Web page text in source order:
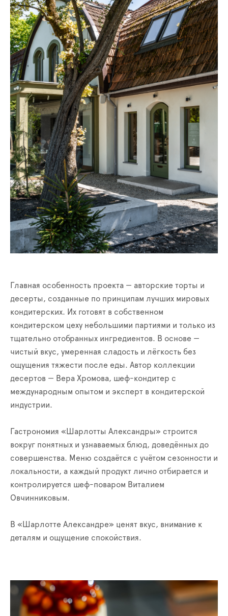
Главная особенность проекта — авторские торты и
десерты, созданные по принципам лучших мировых
кондитерских. Их готовят в собственном
кондитерском цеху небольшими партиями и только из
тщательно отобранных ингредиентов. В основе —
чистый вкус, умеренная сладость и лёгкость без
ощущения тяжести после еды. Автор коллекции
десертов — Вера Хромова, шеф-кондитер с
международным опытом и эксперт в кондитерской
индустрии.
Гастрономия «Шарлотты Александры» строится
вокруг понятных и узнаваемых блюд, доведённых до
совершенства. Меню создаётся с учётом сезонности и
локальности, а каждый продукт лично отбирается и
контролируется шеф-поваром Виталием
Овчинниковым.
В «Шарлотте Александре» ценят вкус, внимание к
деталям и ощущение спокойствия.